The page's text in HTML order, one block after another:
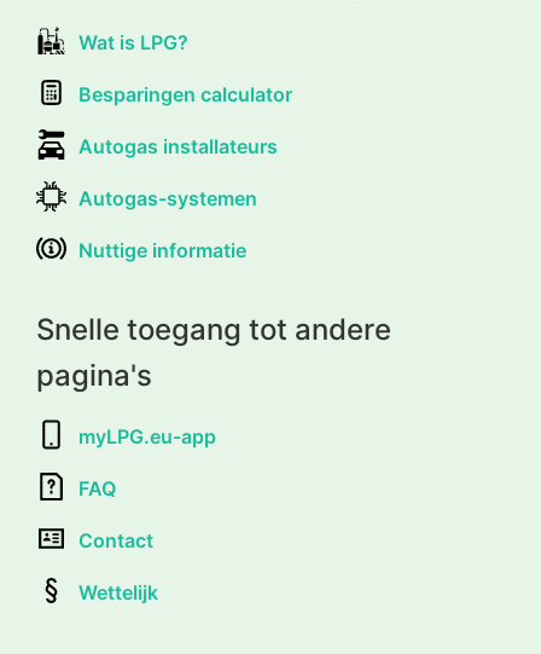
Wat is LPG?
Besparingen calculator
Autogas installateurs
Autogas-systemen
Nuttige informatie
Snelle toegang tot andere
pagina's
myLPG.eu-app
FAQ
Contact
Wettelijk